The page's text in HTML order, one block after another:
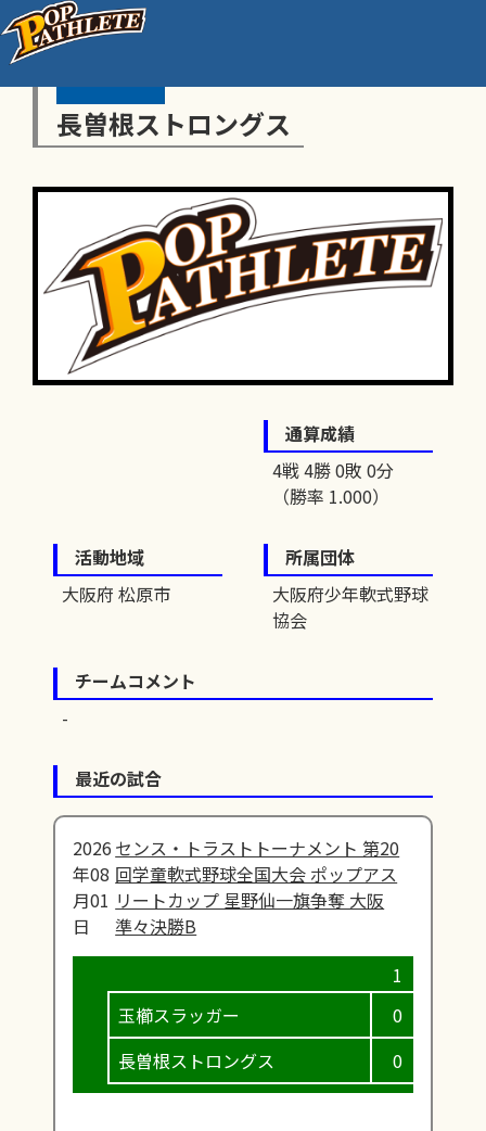
長曽根ストロングス
通算成績
4戦 4勝 0敗 0分
（勝率 1.000）
活動地域
大阪府 松原市
所属団体
大阪府少年軟式野球
協会
チームコメント
最近の試合
2026
年08
月01
日
センス・トラストトーナメント 第20
回学童軟式野球全国大会 ポップアス
リートカップ 星野仙一旗争奪 大阪
準々決勝B
玉櫛スラッガー
長曽根ストロングス
0
0